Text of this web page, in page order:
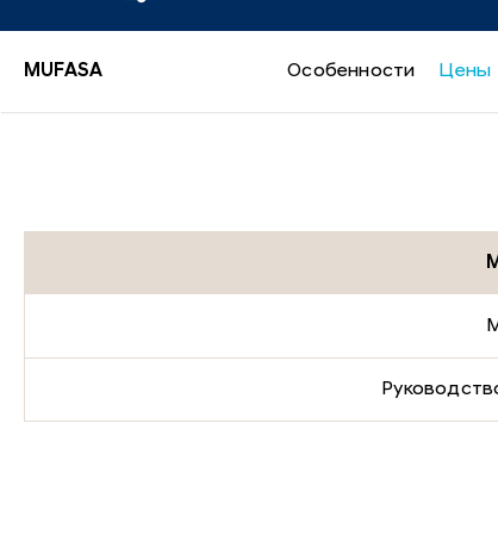
MUFASA
MUFASA Особенности Цены